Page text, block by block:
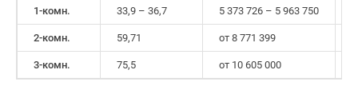
1-комн. 33,9 – 36,7 5 373 726 – 5 963 750
2-комн. 59,71 от 8 771 399
3-комн. 75,5 от 10 605 000